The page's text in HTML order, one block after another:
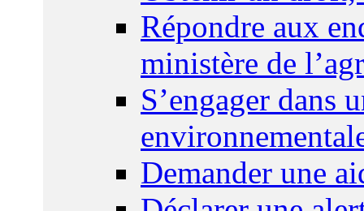
Répondre aux
ministère de
S’engager dans
Demander une